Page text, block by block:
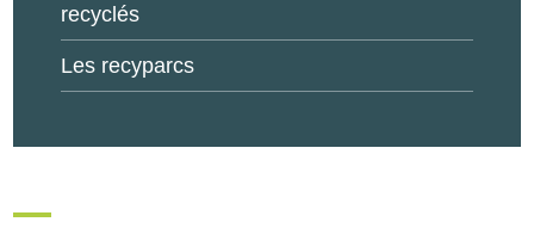
recyclés
Les recyparcs